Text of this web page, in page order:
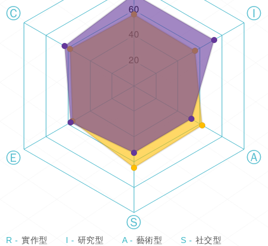
R - 實作型 I - 研究型 A - 藝術型 S - 社交型